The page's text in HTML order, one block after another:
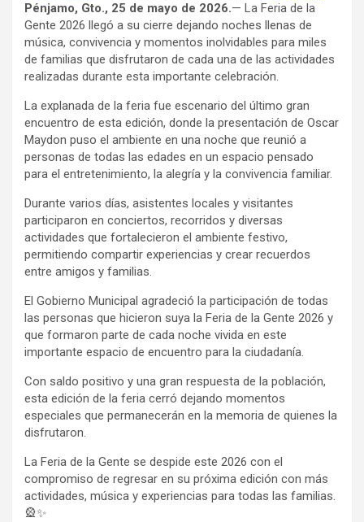
Pénjamo, Gto., 25 de mayo de 2026.— La Feria de la
Gente 2026 llegó a su cierre dejando noches llenas de
música, convivencia y momentos inolvidables para miles
de familias que disfrutaron de cada una de las actividades
realizadas durante esta importante celebración.
La explanada de la feria fue escenario del último gran
encuentro de esta edición, donde la presentación de Oscar
Maydon puso el ambiente en una noche que reunió a
personas de todas las edades en un espacio pensado
para el entretenimiento, la alegría y la convivencia familiar.
Durante varios días, asistentes locales y visitantes
participaron en conciertos, recorridos y diversas
actividades que fortalecieron el ambiente festivo,
permitiendo compartir experiencias y crear recuerdos
entre amigos y familias.
El Gobierno Municipal agradeció la participación de todas
las personas que hicieron suya la Feria de la Gente 2026 y
que formaron parte de cada noche vivida en este
importante espacio de encuentro para la ciudadanía.
Con saldo positivo y una gran respuesta de la población,
esta edición de la feria cerró dejando momentos
especiales que permanecerán en la memoria de quienes la
disfrutaron.
La Feria de la Gente se despide este 2026 con el
compromiso de regresar en su próxima edición con más
actividades, música y experiencias para todas las familias.
🎡✨